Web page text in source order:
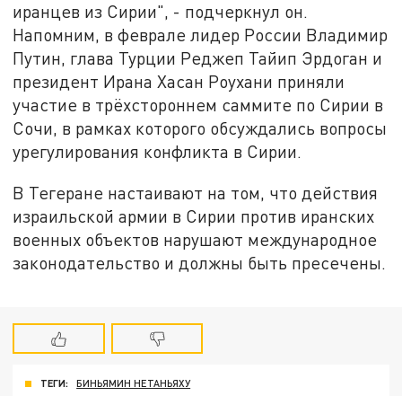
иранцев из Сирии", - подчеркнул он.
Напомним, в феврале лидер России Владимир
Путин, глава Турции Реджеп Тайип Эрдоган и
президент Ирана Хасан Роухани приняли
участие в трёхстороннем саммите по Сирии в
Сочи, в рамках которого обсуждались вопросы
урегулирования конфликта в Сирии.
В Тегеране настаивают на том, что действия
израильской армии в Сирии против иранских
военных объектов нарушают международное
законодательство и должны быть пресечены.
ТЕГИ:
БИНЬЯМИН НЕТАНЬЯХУ